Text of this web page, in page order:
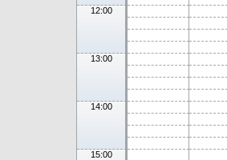
12:00
13:00
14:00
15:00